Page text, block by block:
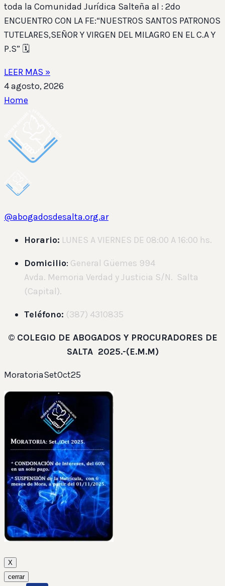
toda la Comunidad Jurídica Salteña al : 2do
ENCUENTRO CON LA FE:“NUESTROS SANTOS PATRONOS
TUTELARES,SEÑOR Y VIRGEN DEL MILAGRO EN EL C.A Y
P.S” 🗓️
LEER MAS »
4 agosto, 2026
Home
@abogadosdesalta.org.ar
Horario: LUNES A VIERNES DE 08:00 A 16:00 hs.
Domicilio: General Güemes 994
Avda. Memoria Verdad y Justicia S/N. Salta
(Capital).
Teléfono: (387) 4310835
© COLEGIO DE ABOGADOS Y PROCURADORES DE
SALTA 2025.-(E.M.M)
MoratoriaSetOct25
X
cerrar